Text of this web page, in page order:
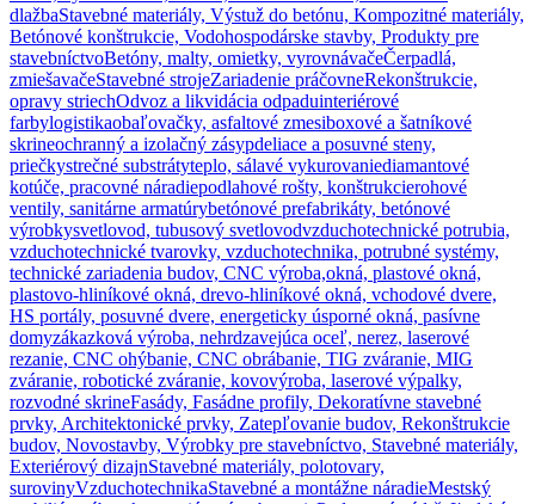
dlažbaStavebné materiály, Výstuž do betónu, Kompozitné materiály,
Betónové konštrukcie, Vodohospodárske stavby, Produkty pre
stavebníctvoBetóny, malty, omietky, vyrovnávačeČerpadlá,
zmiešavačeStavebné strojeZariadenie práčovneRekonštrukcie,
opravy striechOdvoz a likvidácia odpaduinteriérové
farbylogistikaobaľovačky, asfaltové zmesiboxové a šatníkové
skrineochranný a izolačný zásypdeliace a posuvné steny,
priečkystrečné substrátyteplo, sálavé vykurovaniediamantové
kotúče, pracovné náradiepodlahové rošty, konštrukcierohové
ventily, sanitárne armatúrybetónové prefabrikáty, betónové
výrobkysvetlovod, tubusový svetlovodvzduchotechnické potrubia,
vzduchotechnické tvarovky, vzduchotechnika, potrubné systémy,
technické zariadenia budov, CNC výroba,okná, plastové okná,
plastovo-hliníkové okná, drevo-hliníkové okná, vchodové dvere,
HS portály, posuvné dvere, energeticky úsporné okná, pasívne
domyzákazková výroba, nehrdzavejúca oceľ, nerez, laserové
rezanie, CNC ohýbanie, CNC obrábanie, TIG zváranie, MIG
zváranie, robotické zváranie, kovovýroba, laserové výpalky,
rozvodné skrineFasády, Fasádne profily, Dekoratívne stavebné
prvky, Architektonické prvky, Zatepľovanie budov, Rekonštrukcie
budov, Novostavby, Výrobky pre stavebníctvo, Stavebné materiály,
Exteriérový dizajnStavebné materiály, polotovary,
surovinyVzduchotechnikaStavebné a montážne náradieMestský